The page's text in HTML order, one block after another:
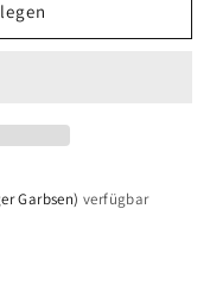
Garbsen) verfügbar